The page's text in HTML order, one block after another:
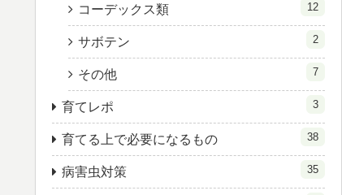
コーデックス類 12
サボテン 2
その他 7
育てレポ 3
育てる上で必要になるもの 38
病害虫対策 35